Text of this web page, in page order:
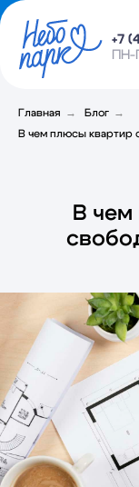
+7 (423)
ПН-ПТ: С 9
Главная → Блог →
В чем плюсы квартир
В